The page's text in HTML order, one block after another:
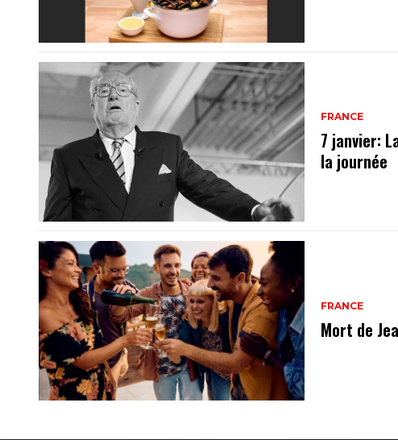
FRANCE
7 janvier:
la journée
FRANCE
Mort de